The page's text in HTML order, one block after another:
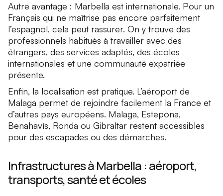
Autre avantage : Marbella est internationale. Pour un
Français qui ne maîtrise pas encore parfaitement
l’espagnol, cela peut rassurer. On y trouve des
professionnels habitués à travailler avec des
étrangers, des services adaptés, des écoles
internationales et une communauté expatriée
présente.
Enfin, la localisation est pratique. L’aéroport de
Malaga permet de rejoindre facilement la France et
d’autres pays européens. Malaga, Estepona,
Benahavís, Ronda ou Gibraltar restent accessibles
pour des escapades ou des démarches.
Infrastructures à Marbella : aéroport,
transports, santé et écoles